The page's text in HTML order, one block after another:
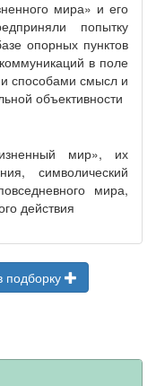
мира» и его
попытку
опорных пунктов
в поле
способами смысл и
объективности
мир», их
символический
мира,
действия
подборку